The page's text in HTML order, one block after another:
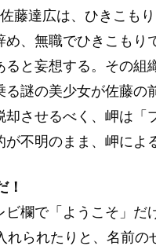
藤達広は、ひきこもり
、無職でひきこもり
と妄想する。その組
謎の美少女が佐藤の
させるべく、岬は「
が不明のまま、岬によ
！
欄で「ようこそ」だ
れられたりと、名前の